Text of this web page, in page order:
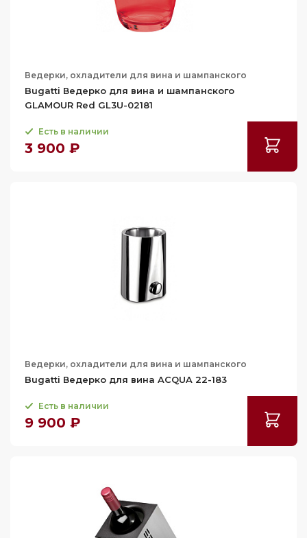
Ведерки, охладители для вина и шампанского
Bugatti Ведерко для вина и шампанского
GLAMOUR Red GL3U-02181
Есть в наличии
3 900 ₽
Ведерки, охладители для вина и шампанского
Bugatti Ведерко для вина ACQUA 22-183
Есть в наличии
9 900 ₽